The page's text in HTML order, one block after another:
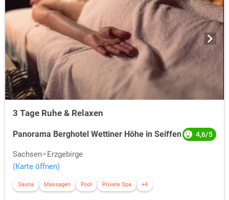
3 Tage Ruhe & Relaxen
Panorama Berghotel Wettiner Höhe in Seiffen 4,6/5
Sachsen
Erzgebirge
(Karte öffnen)
Sauna Massagen Pool Private Spa +4